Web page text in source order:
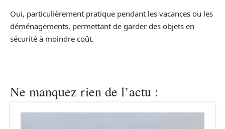
Oui, particulièrement pratique pendant les vacances ou les
déménagements, permettant de garder des objets en
sécurité à moindre coût.
Ne manquez rien de l’actu :